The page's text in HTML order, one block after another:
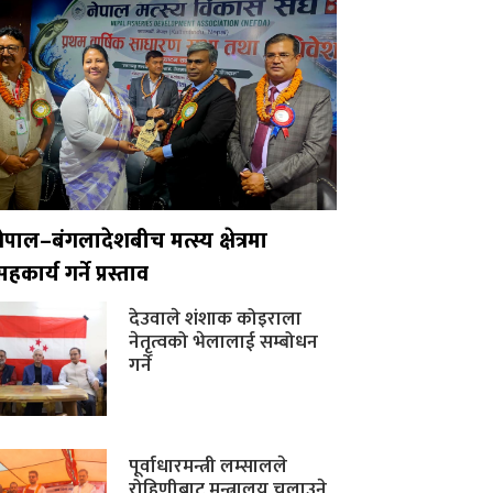
मत्स्य क्षेत्रमा
गर्ने प्रस्ताव
देउवाले शंशाक कोइराला
नेतृत्वको भेलालाई सम्बोधन
गर्ने
पूर्वाधारमन्त्री लम्सालले